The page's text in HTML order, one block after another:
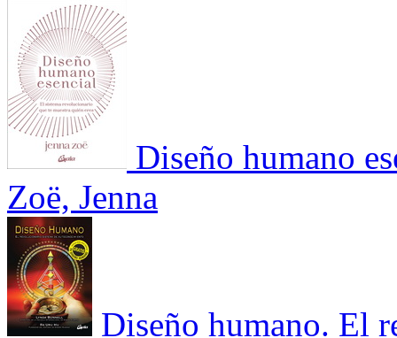
Diseño humano
Zoë, Jenna
Diseño humano. El